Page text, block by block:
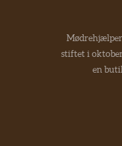
stiftet i
en